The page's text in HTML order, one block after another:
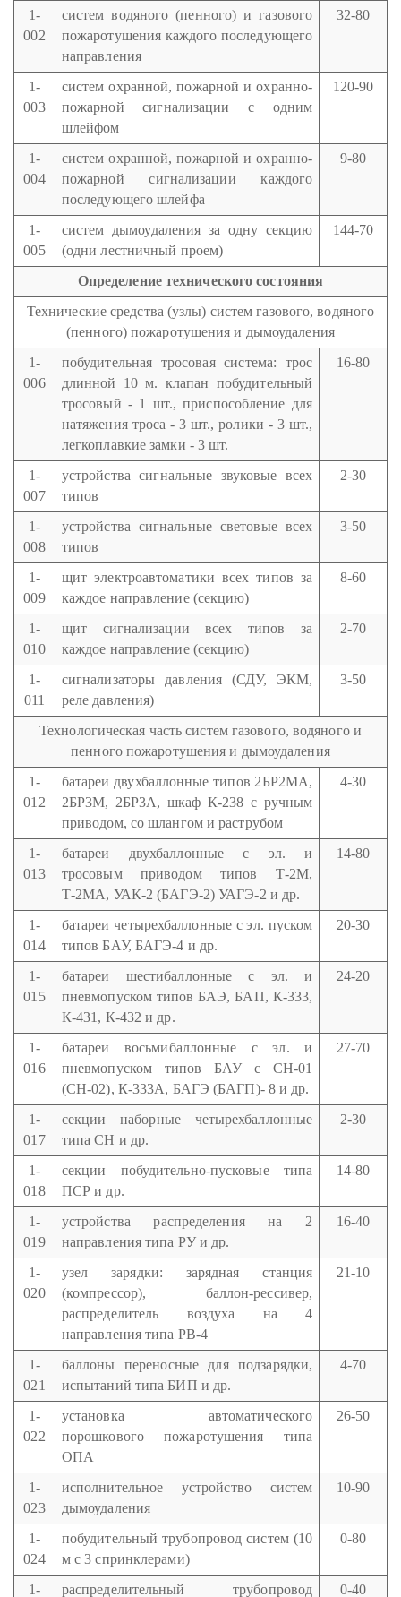
1-
002
систем водяного (пенного) и газового
пожаротушения каждого последующего
направления
32-80
1-
003
систем охранной, пожарной и охранно-
пожарной сигнализации с одним
шлейфом
120-90
1-
004
систем охранной, пожарной и охранно-
пожарной сигнализации каждого
последующего шлейфа
9-80
1-
005
систем дымоудаления за одну секцию
(одни лестничный проем)
144-70
Определение технического состояния
Технические средства (узлы) систем газового, водяного
(пенного) пожаротушения и дымоудаления
1-
006
побудительная тросовая система: трос
длинной 10 м. клапан побудительный
тросовый - 1 шт., приспособление для
натяжения троса - 3 шт., ролики - 3 шт.,
легкоплавкие замки - 3 шт.
16-80
1-
007
устройства сигнальные звуковые всех
типов
2-30
1-
008
устройства сигнальные световые всех
типов
3-50
1-
009
щит электроавтоматики всех типов за
каждое направление (секцию)
8-60
1-
010
щит сигнализации всех типов за
каждое направление (секцию)
2-70
1-
011
сигнализаторы давления (СДУ, ЭКМ,
реле давления)
3-50
Технологическая часть систем газового, водяного и
пенного пожаротушения и дымоудаления
1-
012
батареи двухбаллонные типов 2БР2МА,
2БР3М, 2БР3А, шкаф К-238 с ручным
приводом, со шлангом и раструбом
4-30
1-
013
батареи двухбаллонные с эл. и
тросовым приводом типов Т-2М,
Т-2МА, УАК-2 (БАГЭ-2) УАГЭ-2 и др.
14-80
1-
014
батареи четырехбаллонные с эл. пуском
типов БАУ, БАГЭ-4 и др.
20-30
1-
015
батареи шестибаллонные с эл. и
пневмопуском типов БАЭ, БАП, К-333,
К-431, К-432 и др.
24-20
1-
016
батареи восьмибаллонные с эл. и
пневмопуском типов БАУ с СН-01
(СН-02), К-333А, БАГЭ (БАГП)- 8 и др.
27-70
1-
017
секции наборные четырехбаллонные
типа СН и др.
2-30
1-
018
секции побудительно-пусковые типа
ПСР и др.
14-80
1-
019
устройства распределения на 2
направления типа РУ и др.
16-40
1-
020
узел зарядки: зарядная станция
(компрессор), баллон-рессивер,
распределитель воздуха на 4
направления типа РВ-4
21-10
1-
021
баллоны переносные для подзарядки,
испытаний типа БИП и др.
4-70
1-
022
установка автоматического
порошкового пожаротушения типа
ОПА
26-50
1-
023
исполнительное устройство систем
дымоудаления
10-90
1-
024
побудительный трубопровод систем (10
м с 3 спринклерами)
0-80
1-
распределительный трубопровод
0-40